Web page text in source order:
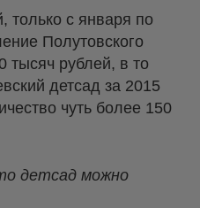
с января по
Полутовского
тысяч рублей, в то
детсад за 2015
чуть более 150
детсад можно